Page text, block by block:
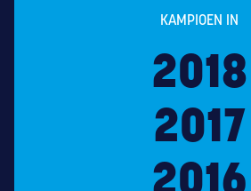
KAMPIOEN IN
2018
2017
2016